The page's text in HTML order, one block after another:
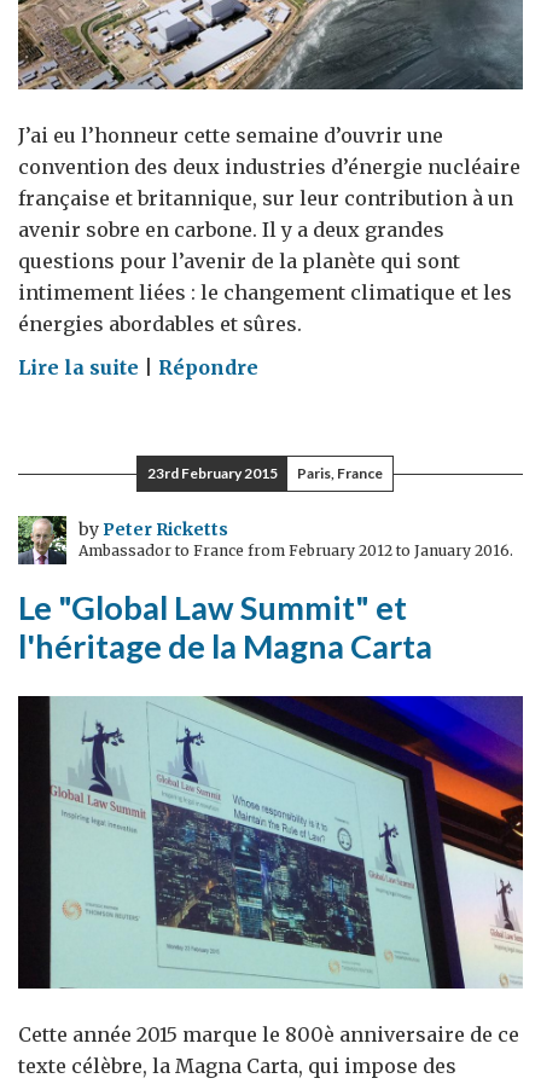
J’ai eu l’honneur cette semaine d’ouvrir une
convention des deux industries d’énergie nucléaire
française et britannique, sur leur contribution à un
avenir sobre en carbone. Il y a deux grandes
questions pour l’avenir de la planète qui sont
intimement liées : le changement climatique et les
énergies abordables et sûres.
Lire la suite on
la
collaboration
franco-
britannique
un
avenir
en
carbone
Répondre
23rd February 2015 Paris, France
byPeter Ricketts
Ambassador to France from February 2012 to January 2016.
Le "Global Law Summit" et
l'héritage de la Magna Carta
Cette année 2015 marque le 800è anniversaire de ce
texte célèbre, la Magna Carta, qui impose des